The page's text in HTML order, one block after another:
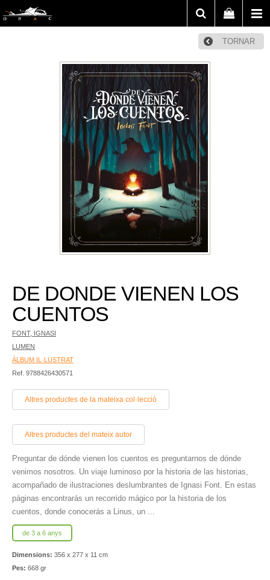
TORNAR
DE DONDE VIENEN LOS
CUENTOS
FONT, IGNASI
LUMEN
ÀLBUM IL·LUSTRAT
Ref. 9788426430571
Altres productes de la mateixa col·lecció
Altres productes del mateix autor
Preguntar de dónde vienen los cuentos es preguntarnos de dónde
venimos nosotros. Un viaje luminoso por la historia de las historias,
acompañado de ilustraciones deslumbrantes de Ignasi Font. En estas
páginas encontrarás un recorrido mágico por la historia de los
cuentos, donde conocerás a Linus, un ...
de 3 a 6 anys
Dimensions: 356 x 277 x 11 cm
Pes: 668 gr